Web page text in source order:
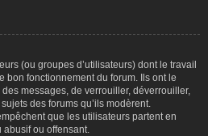
(ou groupes d’utilisateurs) dont le travail
bon fonctionnement du forum. Ils ont le
messages, de verrouiller, déverrouiller,
des forums qu’ils modèrent.
que les utilisateurs partent en
ou offensant.